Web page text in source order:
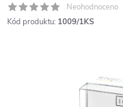
Neohodnoceno
Kód produktu: 1009/1KS